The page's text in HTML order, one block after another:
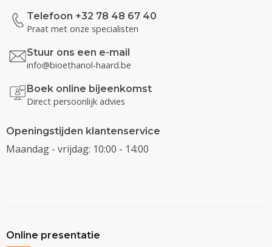
Telefoon +32 78 48 67 40
Praat met onze specialisten
Stuur ons een e-mail
info@bioethanol-haard.be
Boek online bijeenkomst
Direct persoonlijk advies
Openingstijden klantenservice
Maandag - vrijdag: 10:00 - 14:00
Online presentatie